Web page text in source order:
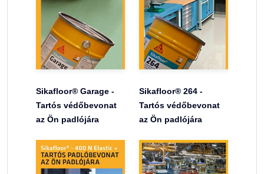
Sikafloor® Garage -
Tartós védőbevonat
az Ön padlójára
Sikafloor® 264 -
Tartós védőbevonat
az Ön padlójára